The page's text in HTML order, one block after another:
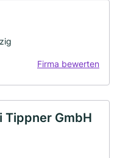
Firma bewerten
Tippner GmbH